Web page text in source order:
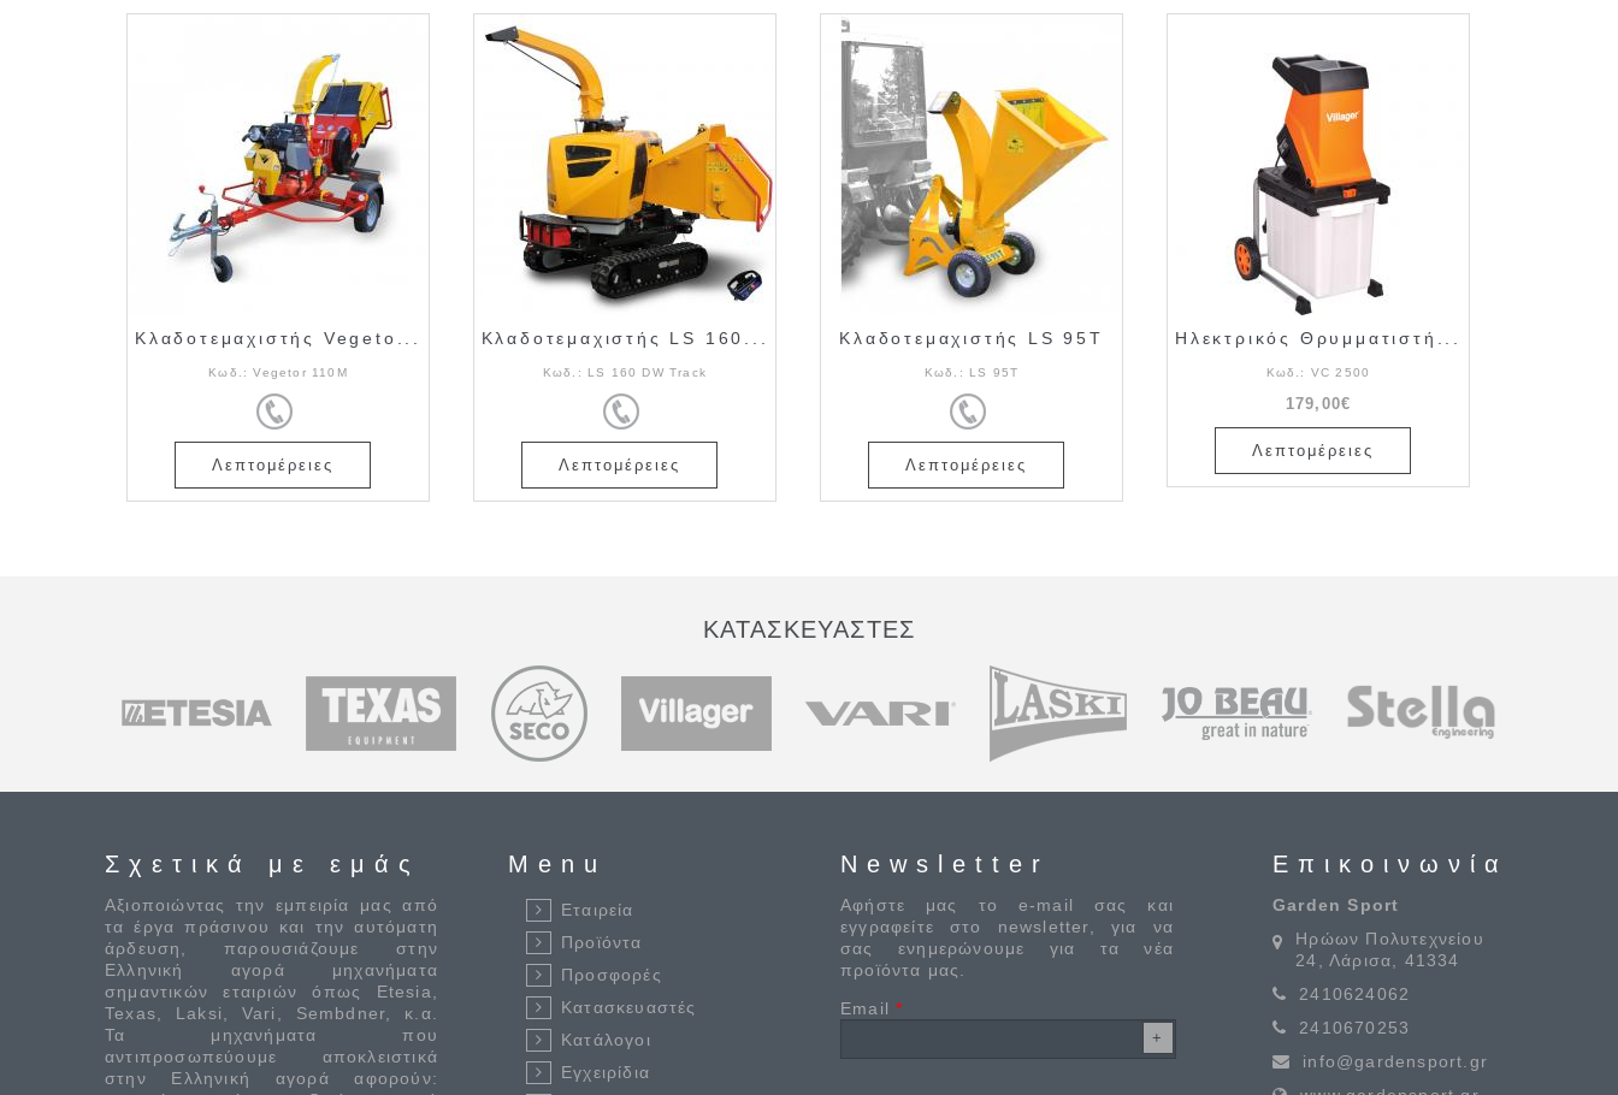
Κλαδοτεμαχιστής Vegeto...
Κωδ.: Vegetor 110M
Λεπτομέρειες
Κλαδοτεμαχιστής LS 160...
Κωδ.: LS 160 DW Track
Λεπτομέρειες
Κλαδοτεμαχιστής LS 95T
Κωδ.: LS 95T
Λεπτομέρειες
Ηλεκτρικός Θρυμματιστή...
Κωδ.: VC 2500
179,00€
Λεπτομέρειες
ΚΑΤΑΣΚΕΥΑΣΤΕΣ
Σχετικά με εμάς
Αξιοποιώντας την εμπειρία μας από
τα έργα πράσινου και την αυτόματη
άρδευση, παρουσιάζουμε στην
Ελληνική αγορά μηχανήματα
σημαντικών εταιριών όπως Etesia,
Texas, Laksi, Vari, Sembdner, κ.α.
Τα μηχανήματα που
αντιπροσωπεύουμε αποκλειστικά
στην Ελληνική αγορά αφορούν:
Menu
Εταιρεία
Προϊόντα
Προσφορές
Κατασκευαστές
Κατάλογοι
Εγχειρίδια
Newsletter
Αφήστε μας το e-mail σας και
εγγραφείτε στο newsletter, για να
σας ενημερώνουμε για τα νέα
προϊόντα μας.
Email*
Επικοινωνία
Garden Sport
Ηρώων Πολυτεχνείου
24, Λάρισα, 41334
2410624062
2410670253
info@gardensport.gr